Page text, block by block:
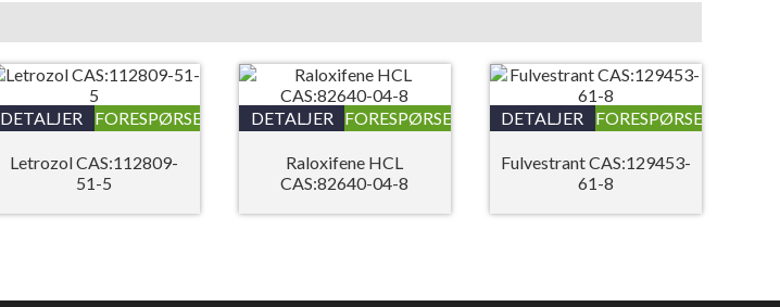
DETALJER FORESPØRSEL
Letrozol CAS:112809-
51-5
DETALJER FORESPØRSEL
Raloxifene HCL
CAS:82640-04-8
DETALJER FORESPØRSEL
Fulvestrant CAS:129453-
61-8